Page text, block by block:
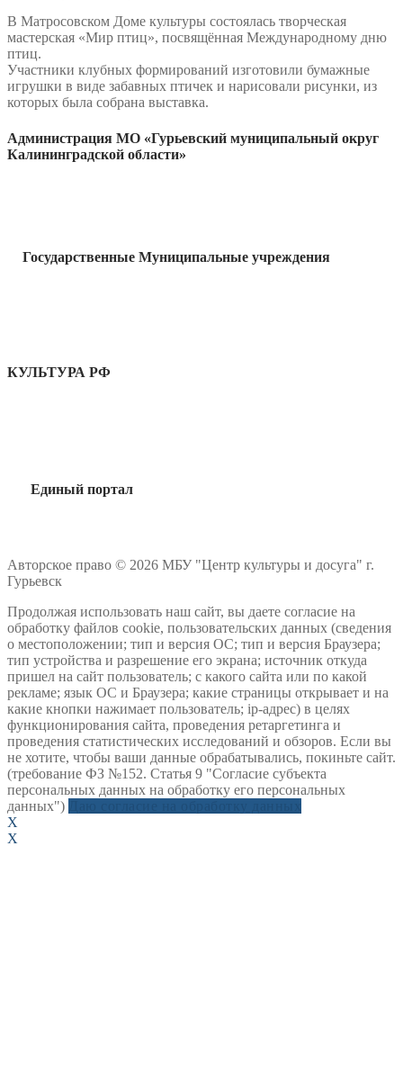
В Матросовском Доме культуры состоялась творческая
мастерская «Мир птиц», посвящённая Международному дню
птиц.
Участники клубных формирований изготовили бумажные
игрушки в виде забавных птичек и нарисовали рисунки, из
которых была собрана выставка.
Администрация МО «Гурьевский муниципальный округ
Калининградской области»
Государственные Муниципальные учреждения
КУЛЬТУРА РФ
Единый портал
Авторское право © 2026 МБУ "Центр культуры и досуга" г.
Гурьевск
Продолжая использовать наш сайт, вы даете согласие на
обработку файлов cookie, пользовательских данных (сведения
о местоположении; тип и версия ОС; тип и версия Браузера;
тип устройства и разрешение его экрана; источник откуда
пришел на сайт пользователь; с какого сайта или по какой
рекламе; язык ОС и Браузера; какие страницы открывает и на
какие кнопки нажимает пользователь; ip-адрес) в целях
функционирования сайта, проведения ретаргетинга и
проведения статистических исследований и обзоров. Если вы
не хотите, чтобы ваши данные обрабатывались, покиньте сайт.
(требование ФЗ №152. Статья 9 "Согласие субъекта
персональных данных на обработку его персональных
данных")
X
X